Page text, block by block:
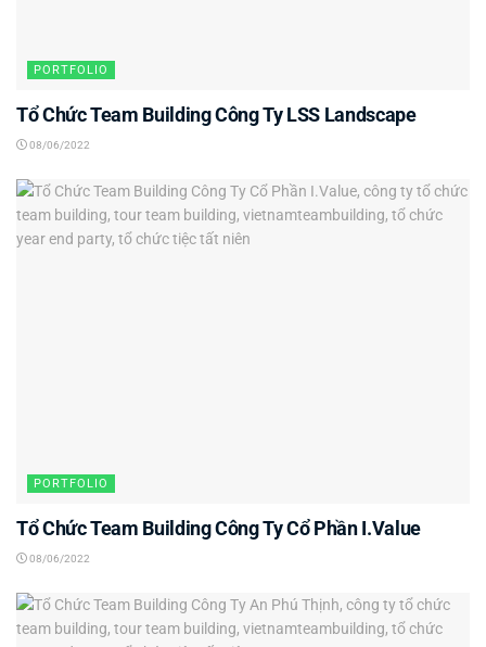
PORTFOLIO
Tổ Chức Team Building Công Ty LSS Landscape
08/06/2022
PORTFOLIO
Tổ Chức Team Building Công Ty Cổ Phần I.Value
08/06/2022